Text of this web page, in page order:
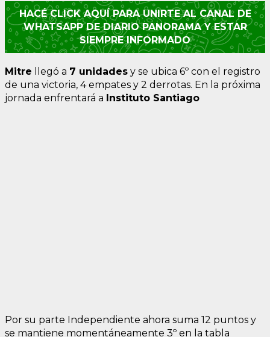
HACÉ CLICK AQUÍ PARA UNIRTE AL CANAL DE
WHATSAPP DE DIARIO PANORAMA Y ESTAR
SIEMPRE INFORMADO
Mitre llegó a 7 unidades y se ubica 6º con el registro
de una victoria, 4 empates y 2 derrotas. En la próxima
jornada enfrentará a Instituto Santiago
Por su parte Independiente ahora suma 12 puntos y
se mantiene momentáneamente 3º en la tabla